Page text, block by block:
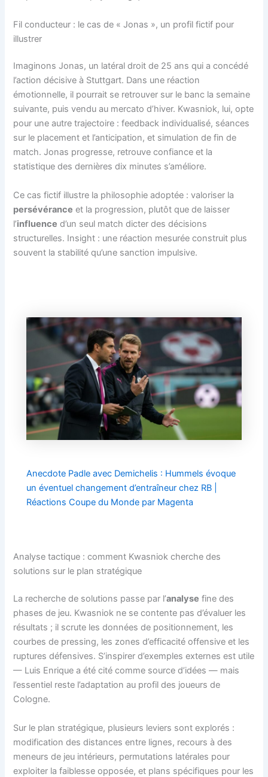
Fil conducteur : le cas de « Jonas », un profil fictif pour
illustrer
Imaginons Jonas, un latéral droit de 25 ans qui a concédé
l’action décisive à Stuttgart. Dans une réaction
émotionnelle, il pourrait se retrouver sur le banc la semaine
suivante, puis vendu au mercato d’hiver. Kwasniok, lui, opte
pour une autre trajectoire : feedback individualisé, séances
sur le placement et l’anticipation, et simulation de fin de
match. Jonas progresse, retrouve confiance et la
statistique des dernières dix minutes s’améliore.
Ce cas fictif illustre la philosophie adoptée : valoriser la
persévérance et la progression, plutôt que de laisser
l’influence d’un seul match dicter des décisions
structurelles. Insight : une réaction mesurée construit plus
souvent la stabilité qu’une sanction impulsive.
Anecdote Padle avec Demichelis : Hummels évoque
un éventuel changement d’entraîneur chez RB |
Réactions Coupe du Monde par Magenta
Analyse tactique : comment Kwasniok cherche des
solutions sur le plan stratégique
La recherche de solutions passe par l’analyse fine des
phases de jeu. Kwasniok ne se contente pas d’évaluer les
résultats ; il scrute les données de positionnement, les
courbes de pressing, les zones d’efficacité offensive et les
ruptures défensives. S’inspirer d’exemples externes est utile
— Luis Enrique a été cité comme source d’idées — mais
l’essentiel reste l’adaptation au profil des joueurs de
Cologne.
Sur le plan stratégique, plusieurs leviers sont explorés :
modification des distances entre lignes, recours à des
meneurs de jeu intérieurs, permutations latérales pour
exploiter la faiblesse opposée, et plans spécifiques pour les